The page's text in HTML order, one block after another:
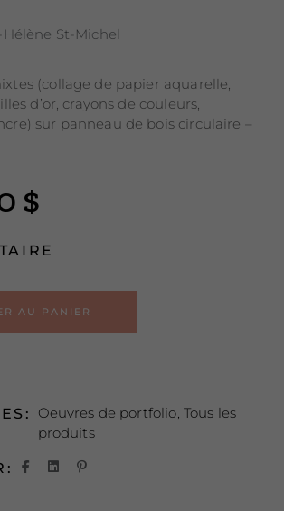
Hélène St-Michel
(collage de papier aquarelle,
d’or, crayons de couleurs,
sur panneau de bois circulaire –
$
AU PANIER
Oeuvres de portfolio, Tous les
produits